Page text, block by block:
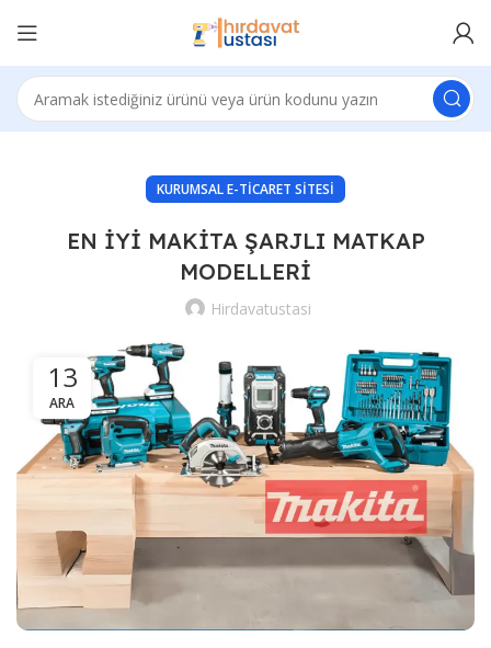
KURUMSAL E-TICARET SITESI
EN İYİ MAKİTA ŞARJLI MATKAP
MODELLERİ
Hirdavatustasi
13
ARA